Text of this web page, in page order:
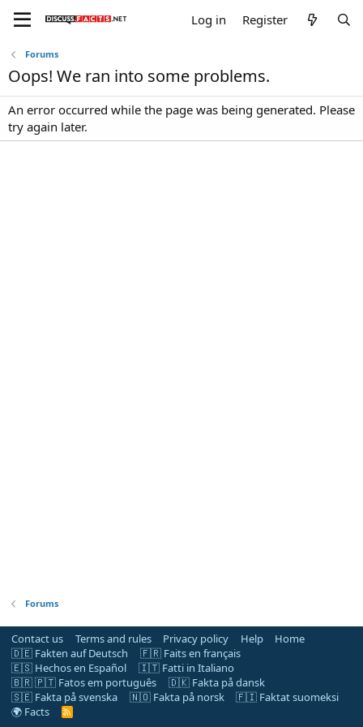
Log in Register
Forums
Oops! We ran into some problems.
An error occurred while the page was being generated. Please
try again later.
Forums
Contact us Terms and rules Privacy policy Help
Home
🇩🇪 Fakten auf Deutsch
🇫🇷 Faits en français
🇪🇸 Hechos en Español
🇮🇹 Fatti in Italiano
🇧🇷 🇵🇹 Fatos em português
🇩🇰 Fakta på dansk
🇸🇪 Fakta på svenska
🇳🇴 Fakta på norsk
🇫🇮 Faktat suomeksi
🌍 Facts
R